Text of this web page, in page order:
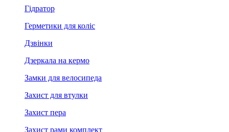
Гідратор
Герметики для коліс
Дзвінки
Дзеркала на кермо
Замки для велосипеда
Захист для втулки
Захист пера
Захист рами комплект